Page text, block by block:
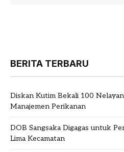
BERITA TERBARU
Diskan Kutim Bekali 100
Manajemen Perikanan
DOB Sangsaka Digagas untuk
Lima Kecamatan